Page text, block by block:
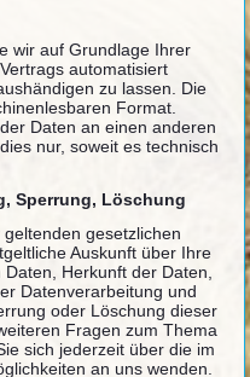
wir auf Grundlage Ihrer
automatisiert
zu lassen. Die
Format.
Daten an einen anderen
nur, soweit es technisch
Sperrung, Löschung
gesetzlichen
Auskunft über Ihre
Herkunft der Daten,
Datenverarbeitung und
oder Löschung dieser
Fragen zum Thema
sich jederzeit über die im
an uns wenden.